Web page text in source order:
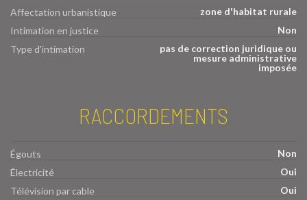
Affectation urbanistique
zone d'habitat rurale
Intimation en justice
Non
Type d'intimation
pas de correction juridique ou
mesure administrative
imposée
RACCORDEMENTS
Égouts
Non
Électricité
Oui
Télévision par cable
Oui